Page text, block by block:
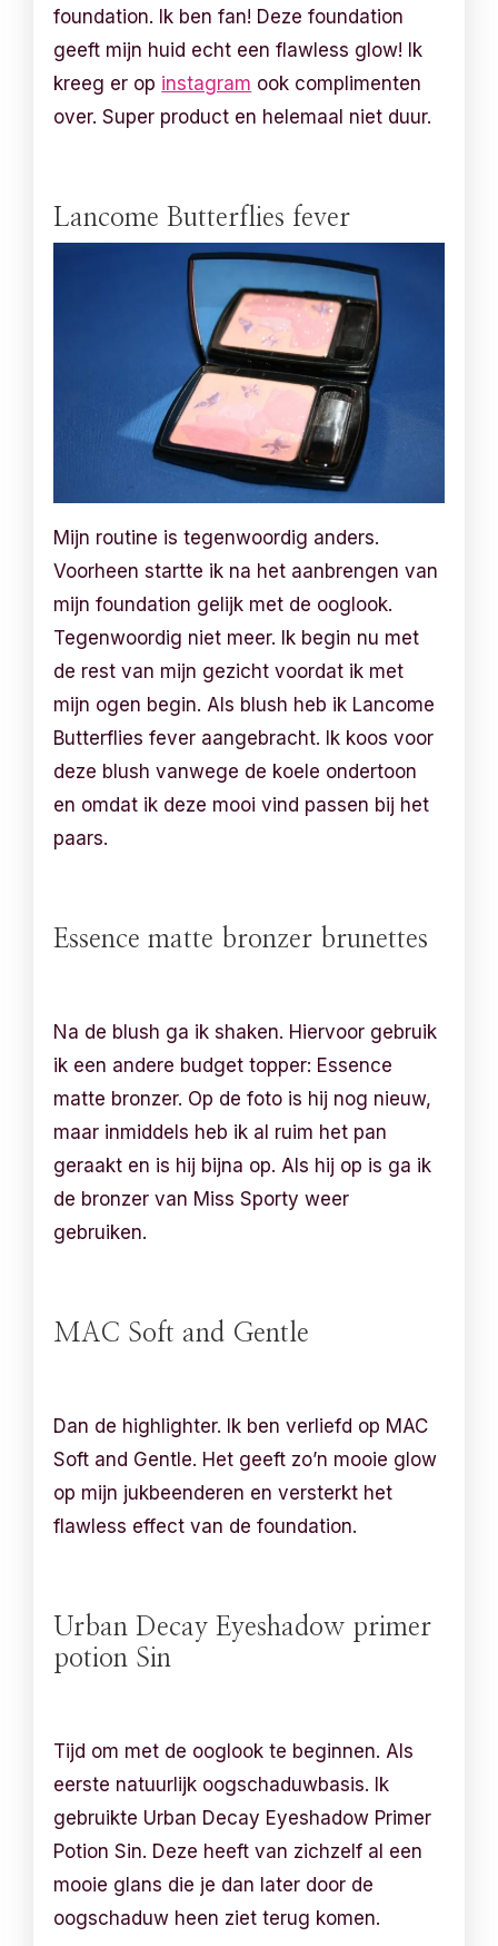
foundation. Ik ben fan! Deze foundation
geeft mijn huid echt een flawless glow! Ik
kreeg er op instagram ook complimenten
over. Super product en helemaal niet duur.
Lancome Butterflies fever
Mijn routine is tegenwoordig anders.
Voorheen startte ik na het aanbrengen van
mijn foundation gelijk met de ooglook.
Tegenwoordig niet meer. Ik begin nu met
de rest van mijn gezicht voordat ik met
mijn ogen begin. Als blush heb ik Lancome
Butterflies fever aangebracht. Ik koos voor
deze blush vanwege de koele ondertoon
en omdat ik deze mooi vind passen bij het
paars.
Essence matte bronzer brunettes
Na de blush ga ik shaken. Hiervoor gebruik
ik een andere budget topper: Essence
matte bronzer. Op de foto is hij nog nieuw,
maar inmiddels heb ik al ruim het pan
geraakt en is hij bijna op. Als hij op is ga ik
de bronzer van Miss Sporty weer
gebruiken.
MAC Soft and Gentle
Dan de highlighter. Ik ben verliefd op MAC
Soft and Gentle. Het geeft zo’n mooie glow
op mijn jukbeenderen en versterkt het
flawless effect van de foundation.
Urban Decay Eyeshadow primer
potion Sin
Tijd om met de ooglook te beginnen. Als
eerste natuurlijk oogschaduwbasis. Ik
gebruikte Urban Decay Eyeshadow Primer
Potion Sin. Deze heeft van zichzelf al een
mooie glans die je dan later door de
oogschaduw heen ziet terug komen.